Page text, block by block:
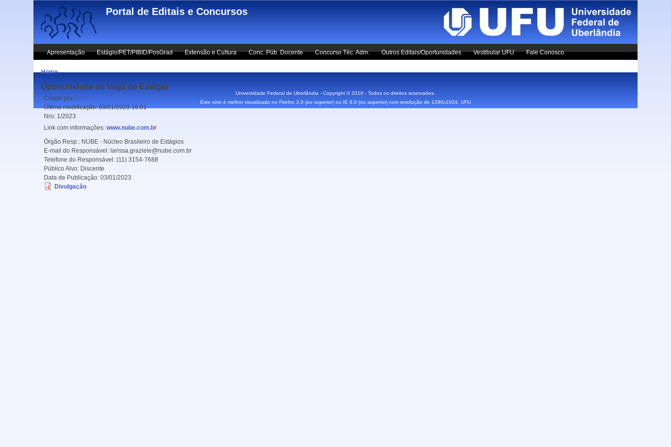
Skip to main content
Portal de Editais e Concursos
Apresentação Estágio/PET/PIBID/PosGrad Extensão e Cultura Conc. Púb. Docente Concurso Téc. Adm. Outros Editais/Oportunidades Vestibular UFU Fale Conosco
Home
Oportunidade de Vaga de Estágio
Criado por: DIRPS
Última modificação:03/01/2023 16:01
Nro: 1/2023
Link com informações:www.nube.com.br
Órgão Resp.: NUBE - Núcleo Brasileiro de Estágios
E-mail do Responsável:larissa.graziele@nube.com.br
Telefone do Responsável:(11) 3154-7688
Público Alvo: Discente
Data de Publicação:03/01/2023
Divulgação
Universidade Federal de Uberlândia - Copyright © 2010 - Todos os direitos reservados.
Este sítio é melhor visualizado no Firefox 3.0 (ou superior) ou IE 8.0 (ou superior) com resolução de 1280x1024. UFU